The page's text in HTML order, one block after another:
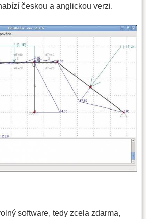
českou a anglickou verzi.
software, tedy zcela zdarma,